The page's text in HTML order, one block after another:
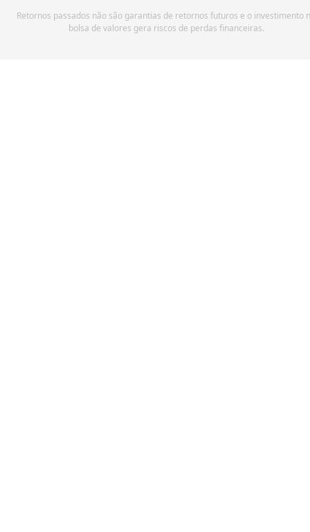
Retornos passados não são garantias de retornos futuros e o investimento
bolsa de valores gera riscos de perdas financeiras.